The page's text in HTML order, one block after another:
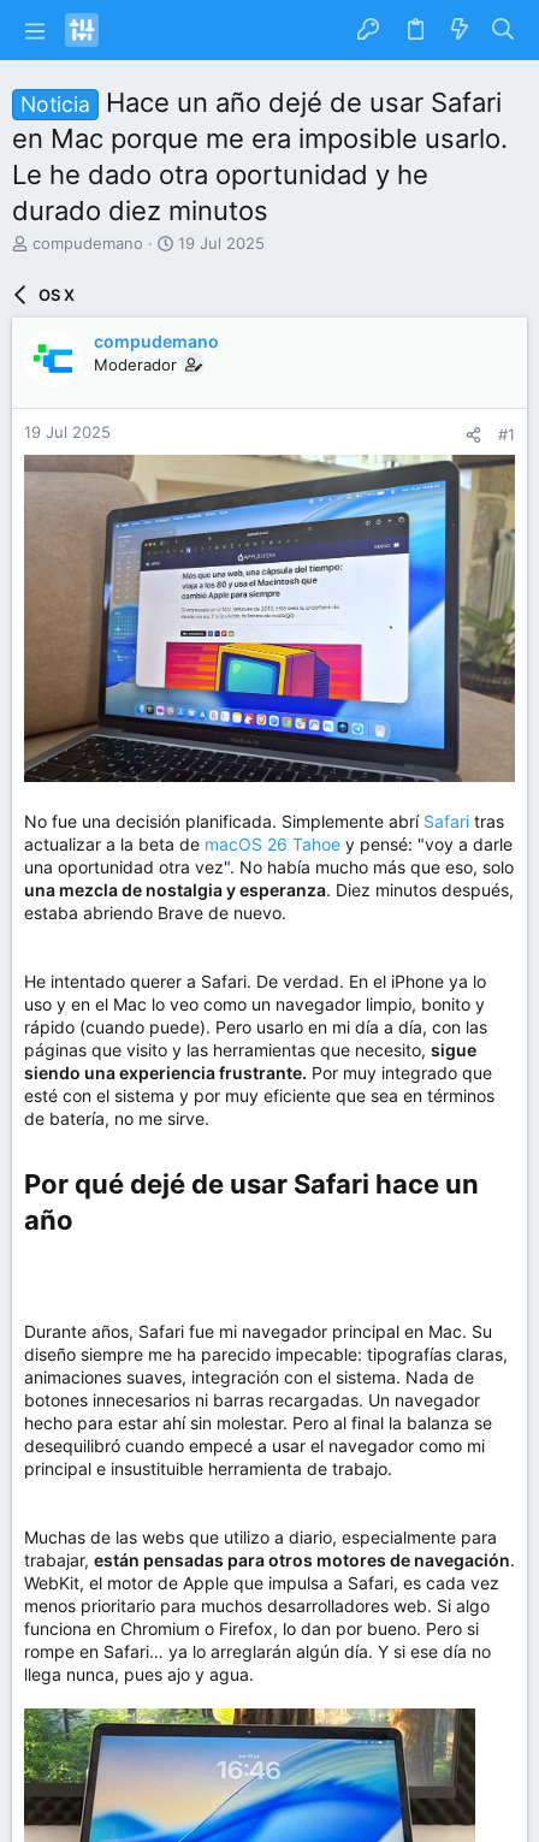
Noticia
Hace un año dejé de usar Safari
en Mac porque me era imposible usarlo.
Le he dado otra oportunidad y he
durado diez minutos
I
a
r
d
e
compudemano
F
d
e
n
c
i
o
19 Jul 2025
OS X
compudemano
Moderador
19 Jul 2025 #1
No fue una decisión planificada. Simplemente abrí Safari tras
actualizar a la beta de macOS 26 Tahoe y pensé: "voy a darle
una oportunidad otra vez". No había mucho más que eso, solo
una mezcla de nostalgia y esperanza. Diez minutos después,
estaba abriendo Brave de nuevo.
He intentado querer a Safari. De verdad. En el iPhone ya lo
uso y en el Mac lo veo como un navegador limpio, bonito y
rápido (cuando puede). Pero usarlo en mi día a día, con las
páginas que visito y las herramientas que necesito, sigue
siendo una experiencia frustrante. Por muy integrado que
esté con el sistema y por muy eficiente que sea en términos
de batería, no me sirve.
Por qué dejé de usar Safari hace un
año​
Durante años, Safari fue mi navegador principal en Mac. Su
diseño siempre me ha parecido impecable: tipografías claras,
animaciones suaves, integración con el sistema. Nada de
botones innecesarios ni barras recargadas. Un navegador
hecho para estar ahí sin molestar. Pero al final la balanza se
desequilibró cuando empecé a usar el navegador como mi
principal e insustituible herramienta de trabajo.
Muchas de las webs que utilizo a diario, especialmente para
trabajar, están pensadas para otros motores de navegación.
WebKit, el motor de Apple que impulsa a Safari, es cada vez
menos prioritario para muchos desarrolladores web. Si algo
funciona en Chromium o Firefox, lo dan por bueno. Pero si
rompe en Safari… ya lo arreglarán algún día. Y si ese día no
llega nunca, pues ajo y agua.